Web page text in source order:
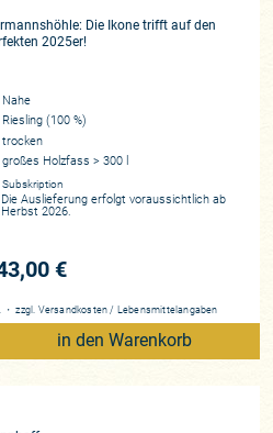
Die Ikone trifft auf den
2025er!
Nahe
Riesling (100 %)
trocken
großes Holzfass > 300 l
Subskription
Die Auslieferung erfolgt voraussichtlich ab
Herbst 2026.
€
・zzgl. Versandkosten / Lebensmittelangaben
in den Warenkorb